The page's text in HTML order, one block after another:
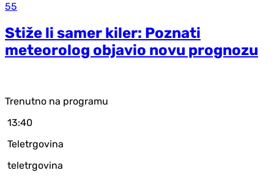
55
Stiže li samer kiler: Poznati
meteorolog objavio novu prognozu
Trenutno na programu
13:40
Teletrgovina
teletrgovina